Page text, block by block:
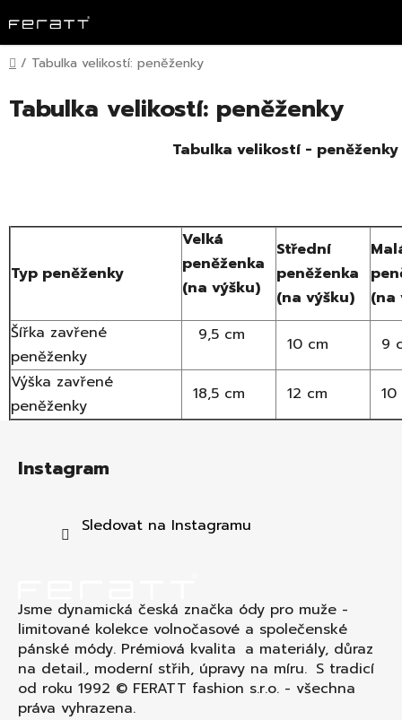
na
obsah
Domů
/ Tabulka velikostí: peněženky
Tabulka velikostí: peněženky
Tabulka velikostí - peněženky
Typ peněženky
Velká
peněženka
(na výšku)
Střední
peněženka
(na výšku)
(na
Šířka zavřené
peněženky
9,5 cm 10 cm
9
Výška zavřené
peněženky
18,5 cm 12 cm
Z
Instagram
Sledovat na Instagramu
Jsme dynamická česká značka ódy pro muže -
limitované kolekce volnočasové a společenské
pánské módy. Prémiová kvalita a materiály, důraz
na detail., moderní střih, úpravy na míru. S tradicí
od roku 1992 © FERATT fashion s.r.o. - všechna
práva vyhrazena.